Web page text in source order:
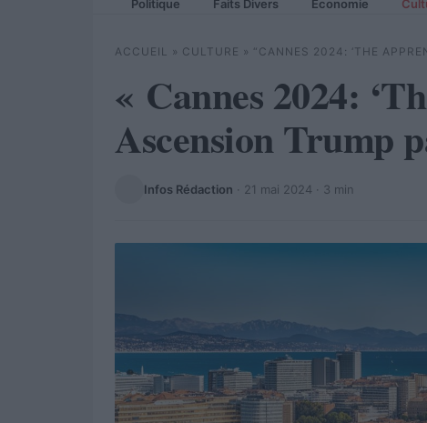
Politique Faits Divers Economie
ACCUEIL » CULTURE » “CANNES 2024: ‘THE
« Cannes 2024:
Ascension Trump
Infos Rédaction · 21 mai 2024 · 3 min